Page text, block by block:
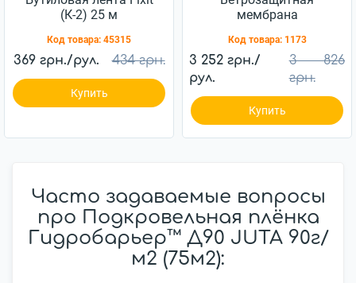
(К-2) 25 м
Код товара: 45315
369 грн./рул. 434 грн.
Купить
мембрана
85г/м2 (75м2)
Код товара: 1173
3 252 грн./
рул.
3 826
грн.
Купить
Часто задаваемые вопросы
про Подкровельная плёнка
Гидробарьер™ Д90 JUTA 90г/
м2 (75м2):